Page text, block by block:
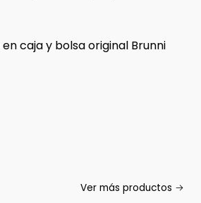
caja y bolsa original Brunni
Ver más productos